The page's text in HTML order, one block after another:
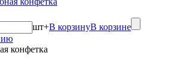
шт+В корзинуВ корзине
конфетка